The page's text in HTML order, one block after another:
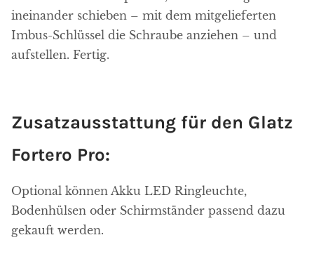
ineinander schieben – mit dem mitgelieferten
Imbus-Schlüssel die Schraube anziehen – und
aufstellen. Fertig.
Zusatzausstattung für den Glatz
Fortero Pro:
Optional können Akku LED Ringleuchte,
Bodenhülsen oder Schirmständer passend dazu
gekauft werden.